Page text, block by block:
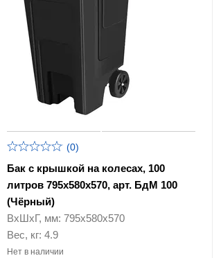
(0)
Бак с крышкой на колесах, 100
литров 795х580х570, арт. БдМ 100
(Чёрный)
ВхШхГ, мм: 795х580х570
Вес, кг: 4.9
Нет в наличии